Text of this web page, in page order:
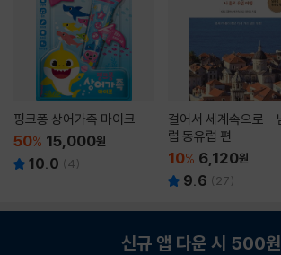
핑크퐁 상어가족 마이크
50% 15,000원
10.0 (4)
걸어서 세계속으로 -
럽 동유럽 편
10% 6,120원
9.6 ( 27)
신규 앱 다운 시 500원